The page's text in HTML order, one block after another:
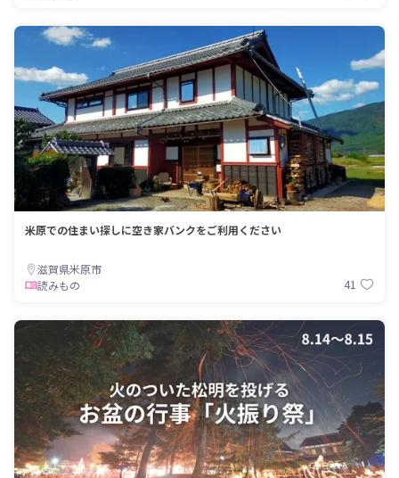
米原での住まい探しに空き家バンクをご利用ください
滋賀県米原市
読みもの
41